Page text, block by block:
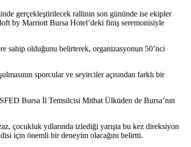
gerçekleştirilecek rallinin son gününde ise ekipler
by Marriott Bursa Hotel’deki finiş seremonisiyle
sahip olduğunu belirterek, organizasyonun 50’nci
sporcular ve seyirciler açısından farklı bir
Bursa İl Temsilcisi Mithat Ülküden de Bursa’nın
çocukluk yıllarında izlediği yarışta bu kez direksiyon
için önemli bir deneyim olacağını belirtti.